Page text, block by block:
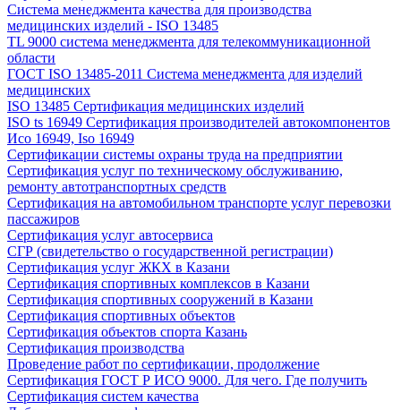
Система менеджмента качества для производства
медицинских изделий - ISO 13485
TL 9000 система менеджмента для телекоммуникационной
области
ГОСТ ISO 13485-2011 Система менеджмента для изделий
медицинских
ISO 13485 Сертификация медицинских изделий
ISO ts 16949 Сертификация производителей автокомпонентов
Исо 16949, Iso 16949
Сертификации системы охраны труда на предприятии
Сертификация услуг по техническому обслуживанию,
ремонту автотранспортных средств
Сертификация на автомобильном транспорте услуг перевозки
пассажиров
Сертификация услуг автосервиса
СГР (свидетельство о государственной регистрации)
Сертификация услуг ЖКХ в Казани
Сертификация спортивных комплексов в Казани
Сертификация спортивных сооружений в Казани
Сертификация спортивных объектов
Сертификация объектов спорта Казань
Сертификация производства
Проведение работ по сертификации, продолжение
Сертификация ГОСТ Р ИСО 9000. Для чего. Где получить
Сертификация систем качества